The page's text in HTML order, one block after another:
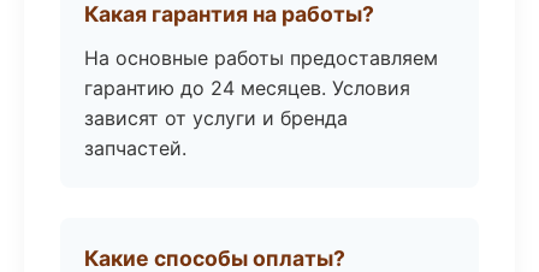
Какая гарантия на работы?
На основные работы предоставляем
гарантию до 24 месяцев. Условия
зависят от услуги и бренда
запчастей.
Какие способы оплаты?